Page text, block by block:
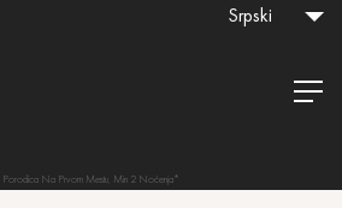
Srpski
Porodica Na Prvom Mestu, Min 2 Noćenja*